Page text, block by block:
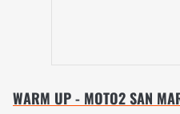
WARM UP - MOTO2 SAN